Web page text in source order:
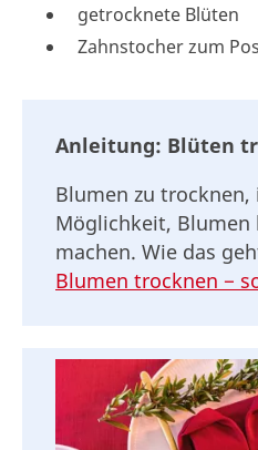
getrocknete Blüten
Zahnstocher zum
Anleitung: Blüten
Blumen zu
Möglichkeit, Blumen
machen. Wie das
Blumen trocknen −